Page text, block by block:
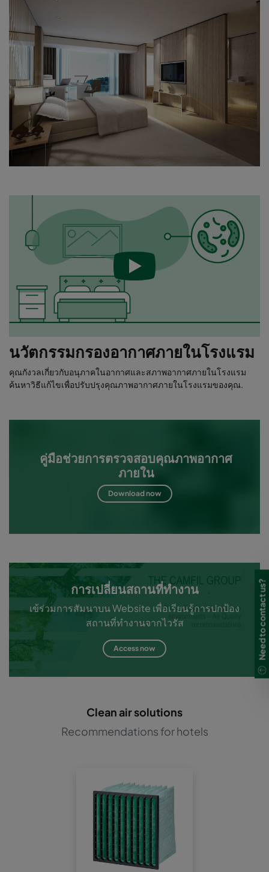
นวัตกรรมกรองอากาศภายในโรงแรม
คุณกังวลเกี่ยวกับอนุภาคในอากาศและสภาพอากาศภายในโรงแรม
ค้นหาวิธีแก้ไขเพื่อปรับปรุงคุณภาพอากาศภายในโรงแรมของคุณ.
คู่มือช่วยการตรวจสอบคุณภาพอากาศ
ภายใน
Download now
การเปลี่ยนสถานที่ทำงาน
เข้ร่วมการสัมนาบน Website เพื่อเรียนรู้การปกป้อง
สถานที่ทำงานจากไวรัส
Access now
Clean air solutions
Recommendations for hotels
Need to contact us?